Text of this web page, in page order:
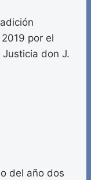
por el
don J.
del año dos